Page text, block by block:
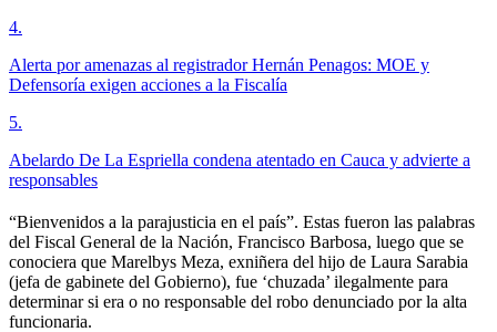
4.
Alerta por amenazas al registrador Hernán Penagos: MOE y
Defensoría exigen acciones a la Fiscalía
5.
Abelardo De La Espriella condena atentado en Cauca y advierte a
responsables
“Bienvenidos a la parajusticia en el país”. Estas fueron las palabras
del Fiscal General de la Nación, Francisco Barbosa, luego que se
conociera que Marelbys Meza, exniñera del hijo de Laura Sarabia
(jefa de gabinete del Gobierno), fue ‘chuzada’ ilegalmente para
determinar si era o no responsable del robo denunciado por la alta
funcionaria.